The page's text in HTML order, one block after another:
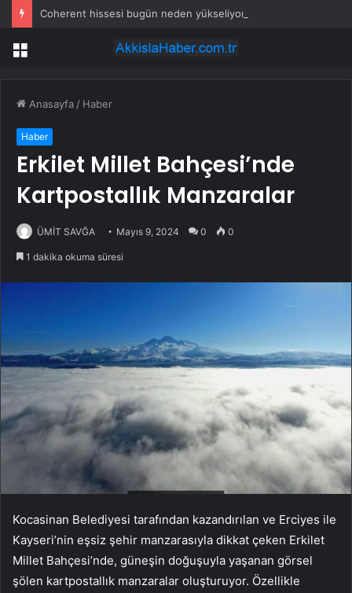
Coherent hissesi bugün neden yükseliyor?
Menü
Anasayfa / Haber
Haber
Erkilet Millet Bahçesi’nde
Kartpostallık Manzaralar
ÜMİT SAVĞA Mayıs 9, 2024 0 0
1 dakika okuma süresi
Kocasinan Belediyesi tarafından kazandırılan ve Erciyes ile
Kayseri’nin eşsiz şehir manzarasıyla dikkat çeken Erkilet
Millet Bahçesi’nde, güneşin doğuşuyla yaşanan görsel
şölen kartpostallık manzaralar oluşturuyor. Özellikle